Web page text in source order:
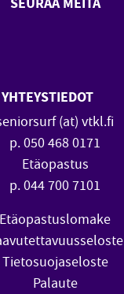
YHTEYSTIEDOT
(at) vtkl.fi
p. 050 468 0171
Etäopastus
p. 044 700 7101
Etäopastuslomake
Tietosuojaseloste
Palaute